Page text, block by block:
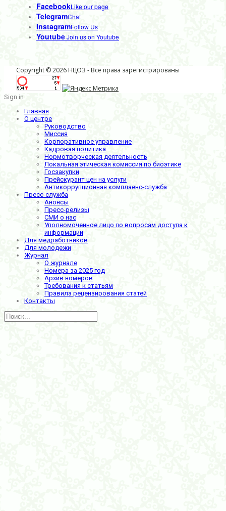
FacebookLike our page
TelegramChat
InstagramFollow Us
YoutubeJoin us on Youtube
Copyright © 2026 НЦОЗ - Все права зарегистрированы
Sign in
Главная
О центре
Руководство
Миссия
Корпоративное управление
Кадровая политика
Нормотворческая деятельность
Локальная этическая комиссия по биоэтике
Госзакупки
Прейскурант цен на услуги
Антикоррупционная комплаенс-служба
Пресс-служба
Анонсы
Пресс-релизы
СМИ о нас
Уполномоченное лицо по вопросам доступа к
информации
Для медработников
Для молодежи
Журнал
О журнале
Номера за 2025 год
Архив номеров
Требования к статьям
Правила рецензирования статей
Контакты